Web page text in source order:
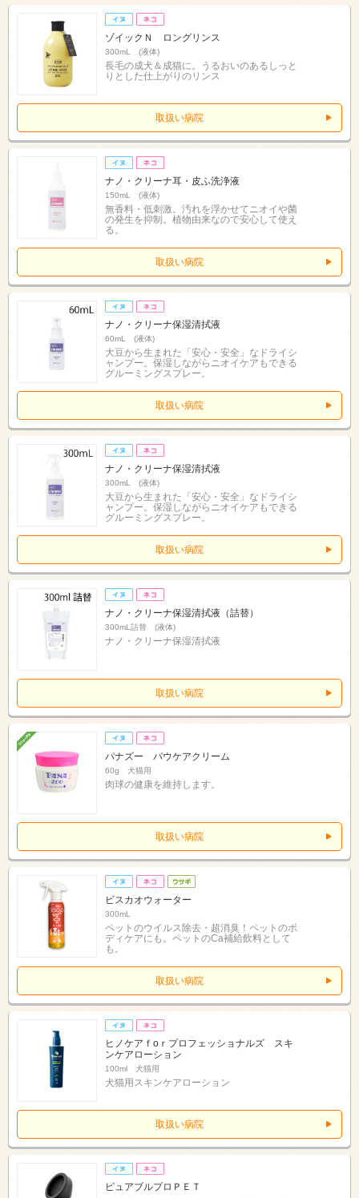
ゾイックＮ ロングリンス
300mL (液体)
長毛の成犬＆成猫に。うるおいのあるしっと
りとした仕上がりのリンス
取扱い病院
ナノ・クリーナ耳・皮ふ洗浄液
150mL (液体)
無香料・低刺激。汚れを浮かせてニオイや菌
の発生を抑制。植物由来なので安心して使え
る。
取扱い病院
ナノ・クリーナ保湿清拭液
60mL (液体)
大豆から生まれた「安心・安全」なドライシ
ャンプー。保湿しながらニオイケアもできる
グルーミングスプレー。
取扱い病院
ナノ・クリーナ保湿清拭液
300mL (液体)
大豆から生まれた「安心・安全」なドライシ
ャンプー。保湿しながらニオイケアもできる
グルーミングスプレー。
取扱い病院
ナノ・クリーナ保湿清拭液（詰替）
300mL詰替 (液体)
ナノ・クリーナ保湿清拭液
取扱い病院
パナズー パウケアクリーム
60g 犬猫用
肉球の健康を維持します。
取扱い病院
ビスカオウォーター
300mL
ペットのウイルス除去・超消臭！ペットのボ
ディケアにも。ペットのCa補給飲料として
も。
取扱い病院
ヒノケアｆоｒプロフェッショナルズ スキ
ンケアローション
100ml 犬猫用
犬猫用スキンケアローション
取扱い病院
ピュアブルプロＰＥＴ